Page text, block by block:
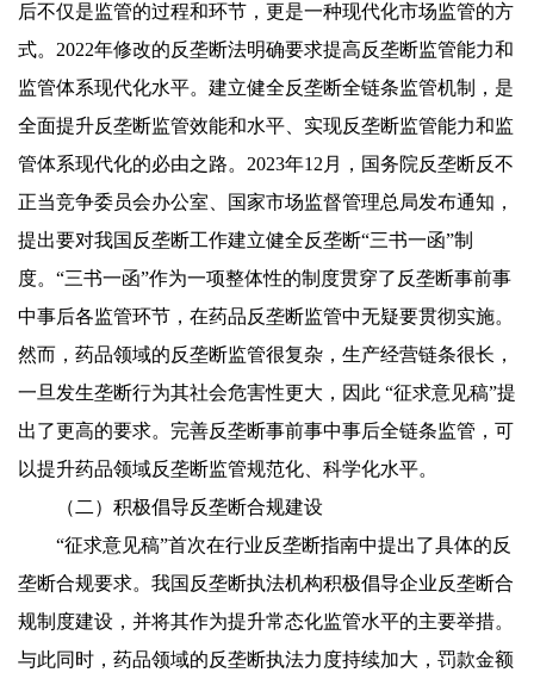
后不仅是监管的过程和环节，更是一种现代化市场监管的方
式。2022年修改的反垄断法明确要求提高反垄断监管能力和
监管体系现代化水平。建立健全反垄断全链条监管机制，是
全面提升反垄断监管效能和水平、实现反垄断监管能力和监
管体系现代化的必由之路。2023年12月，国务院反垄断反不
正当竞争委员会办公室、国家市场监督管理总局发布通知，
提出要对我国反垄断工作建立健全反垄断“三书一函”制
度。“三书一函”作为一项整体性的制度贯穿了反垄断事前事
中事后各监管环节，在药品反垄断监管中无疑要贯彻实施。
然而，药品领域的反垄断监管很复杂，生产经营链条很长，
一旦发生垄断行为其社会危害性更大，因此 “征求意见稿”提
出了更高的要求。完善反垄断事前事中事后全链条监管，可
以提升药品领域反垄断监管规范化、科学化水平。
（二）积极倡导反垄断合规建设
“征求意见稿”首次在行业反垄断指南中提出了具体的反
垄断合规要求。我国反垄断执法机构积极倡导企业反垄断合
规制度建设，并将其作为提升常态化监管水平的主要举措。
与此同时，药品领域的反垄断执法力度持续加大，罚款金额